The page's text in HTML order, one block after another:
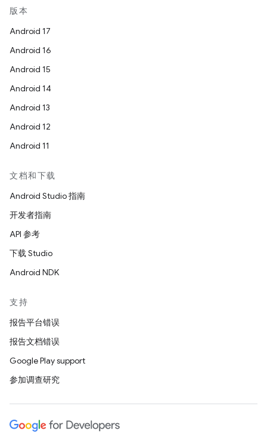
版本
Android 17
Android 16
Android 15
Android 14
Android 13
Android 12
Android 11
文档和下载
Android Studio 指南
开发者指南
API 参考
下载 Studio
Android NDK
支持
报告平台错误
报告文档错误
Google Play support
参加调查研究